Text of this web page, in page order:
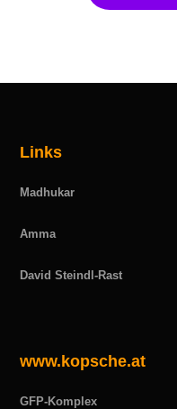
Links
Madhukar
Amma
David Steindl-Rast
www.kopsche.at
GFP-Komplex